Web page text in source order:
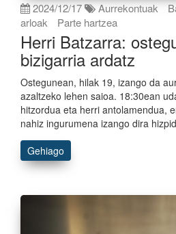
2024/12/17 Aurrekontuak
arloak
Parte hartzea
Herri Batzarra:
bizigarria ardatz
Ostegunean, hilak 19, izango da
azaltzeko lehen saioa. 18:30ean
hitzordua eta herri antolamendua,
nahiz ingurumena izango dira
Gehiago